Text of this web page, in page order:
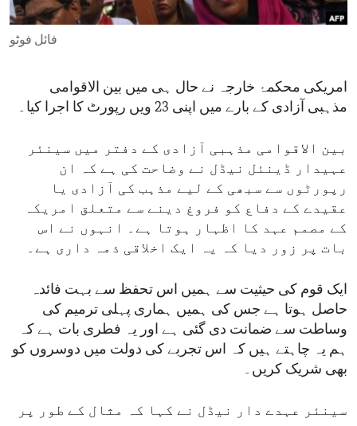
ENVIRONMENT AND HEALTH
IDEALS AND INSTITUTIONS
فائل فوٹو
امریکی محکمۂ خارجہ نے حال ہی میں بین الاقوامی
مذہبی آزادی کے بارے میں اپنی 23 ویں رپورٹ کا اجرا کیا۔
بین الاقوامی مذہبی آزادی کے دفتر میں سینئر
عہیدار ڈینئل نیڈل نے وضاحت کی ہے کہ ان
رپورٹوں سے سبھی کے لیے مذہب کی آزادی یا
عقیدے کے دفاع کو فروغ دینے سے متعلق امریکہ
کے مصمم عہد کا اظہار ہوتا ہے۔ انہوں نے اس
بات پر زور دیا کہ یہ ایک اخلاقی ذمہ داری ہے۔
ایک قوم کی حیثیت سے ہمیں اس تحفظ سے بہت فائدہ
حاصل ہوتا ہے جس کی ہمیں ہماری پہلی ترمیم کی
وساطت سے ضمانت دی گئی ہے اور یہ فطری بات ہے کہ
ہم یہ چاہتے ہیں کہ اس تجربے کی دولت میں دوسروں کو
بھی شریک کریں۔
سینئر عہدے دار نیڈل نے کہا کہ مثال کے طور پر